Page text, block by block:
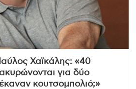
Χαϊκάλης: «40
για δύο
κουτσομπολιό;»